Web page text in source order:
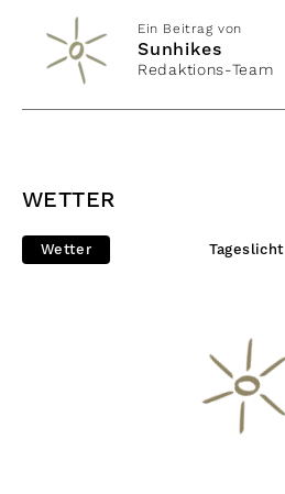
Ein Beitrag von
Sunhikes
Redaktions-Team
WETTER
Wetter Tageslicht